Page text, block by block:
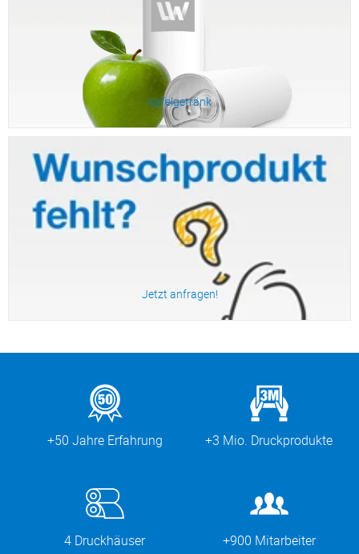
Apfelgetränk
Jetzt anfragen!
+50 Jahre Erfahrung +3 Mio. Druckprodukte
4 Druckhäuser +900 Mitarbeiter